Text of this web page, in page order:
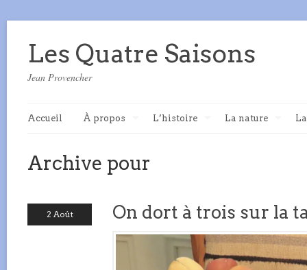
Les Quatre Saisons
Jean Provencher
Accueil À propos L’histoire La nature
Archive pour
2 Août On dort à trois sur la